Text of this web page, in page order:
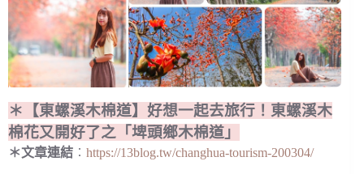
＊【東螺溪木棉道】好想一起去旅行！東螺溪木
棉花又開好了之「埤頭鄉木棉道」
＊文章連結 ︰ https://13blog.tw/changhua-tourism-200304/